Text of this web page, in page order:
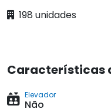
198 unidades
Características
Elevador
Não